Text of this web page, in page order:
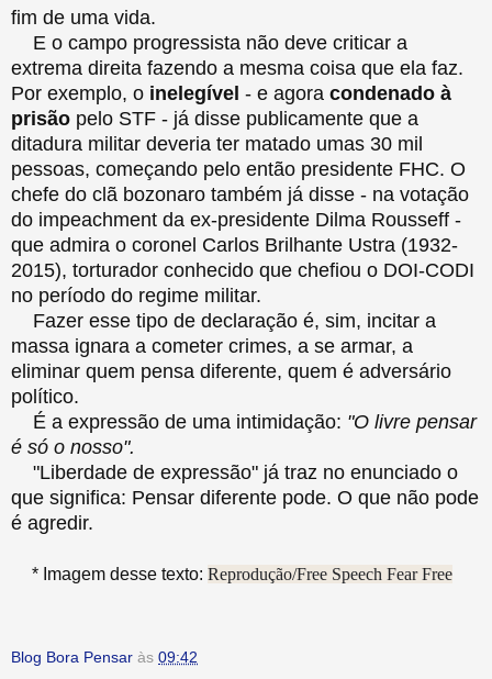
fim de uma vida.
E o campo progressista não deve criticar a
extrema direita fazendo a mesma coisa que ela faz.
Por exemplo, o inelegível - e agora condenado à
prisão pelo STF - já disse publicamente que a
ditadura militar deveria ter matado umas 30 mil
pessoas, começando pelo então presidente FHC. O
chefe do clã bozonaro também já disse - na votação
do impeachment da ex-presidente Dilma Rousseff -
que admira o coronel Carlos Brilhante Ustra (1932-
2015), torturador conhecido que chefiou o DOI-CODI
no período do regime militar.
Fazer esse tipo de declaração é, sim, incitar a
massa ignara a cometer crimes, a se armar, a
eliminar quem pensa diferente, quem é adversário
político.
É a expressão de uma intimidação: "O livre pensar
é só o nosso".
"Liberdade de expressão" já traz no enunciado o
que significa: Pensar diferente pode. O que não pode
é agredir.
* Imagem desse texto: Reprodução/Free Speech Fear Free
Blog Bora Pensar às 09:42